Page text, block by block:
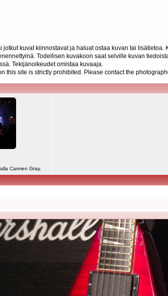
jotkut kuvat kiinnostavat ja haluat ostaa kuvan tai
Todellisen kuvakoon saat selville kuvan
Tekijänoikeudet omistaa kuvaaja.
this site is strictly prohibited. Please contact the
Carmen Gray.